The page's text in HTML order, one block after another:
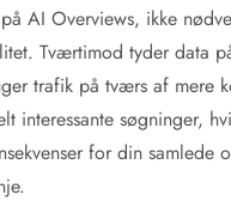
AI Overviews, ikke
Tværtimod tyder data
trafik på tværs af mere
interessante søgninger,
for din samlede